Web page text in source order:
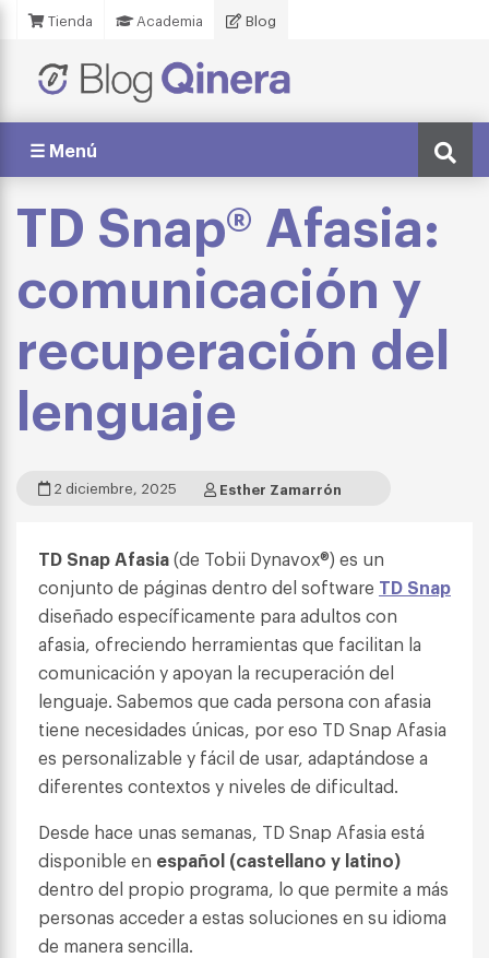
Tienda Academia Blog
☰ Menú
TD Snap® Afasia:
comunicación y
recuperación del
lenguaje
2 diciembre, 2025 Esther Zamarrón
TD Snap Afasia(de Tobii Dynavox®) es un
conjunto de páginas dentro del software TD Snap
diseñado específicamente para adultos con
afasia, ofreciendo herramientas que facilitan la
comunicación y apoyan la recuperación del
lenguaje. Sabemos que cada persona con afasia
tiene necesidades únicas, por eso TD Snap Afasia
es personalizable y fácil de usar, adaptándose a
diferentes contextos y niveles de dificultad.
Desde hace unas semanas, TD Snap Afasia está
disponible en español (castellano y latino)
dentro del propio programa, lo que permite a más
personas acceder a estas soluciones en su idioma
de manera sencilla.